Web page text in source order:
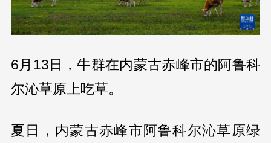
6月13日，牛群在内蒙古赤峰市的阿鲁科
尔沁草原上吃草。
夏日，内蒙古赤峰市阿鲁科尔沁草原绿